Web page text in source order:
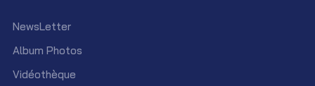
NewsLetter
Album Photos
Vidéothèque